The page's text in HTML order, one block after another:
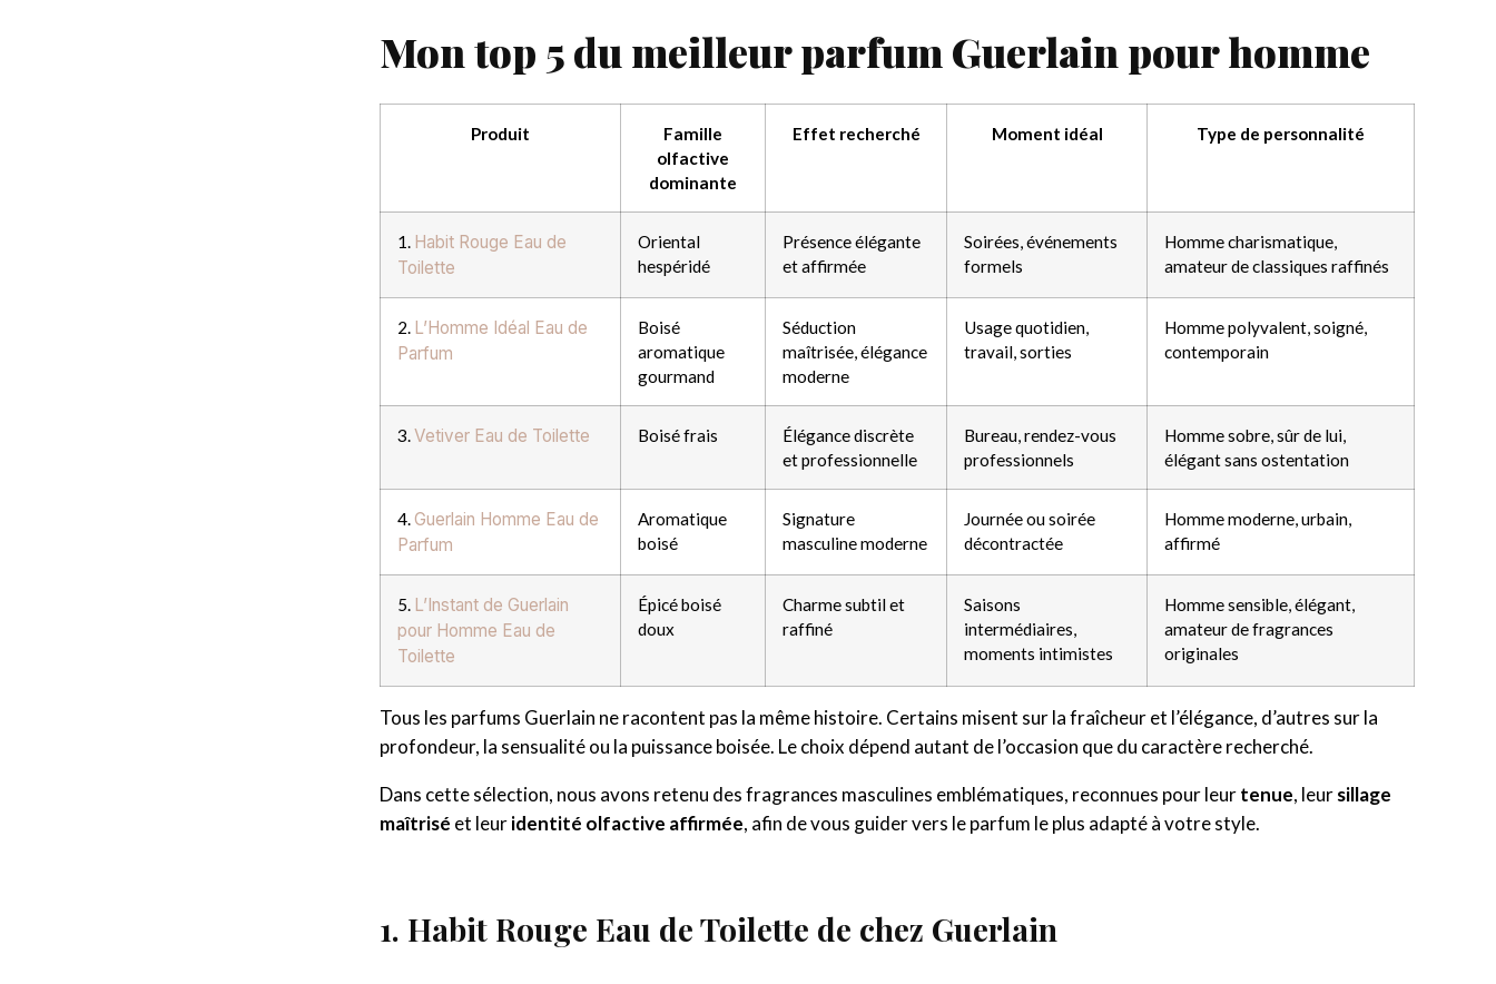
Mon top 5 du meilleur parfum Guerlain pour homme
Produit
Famille
olfactive
dominante
Effet recherché Moment idéal Type de personnalité
1. Habit Rouge Eau de
Toilette
Oriental
hespéridé
Présence élégante
et affirmée
Soirées, événements
formels
Homme charismatique,
amateur de classiques raffinés
2. L’Homme Idéal Eau de
Parfum
Boisé
aromatique
gourmand
Séduction
maîtrisée, élégance
moderne
Usage quotidien,
travail, sorties
Homme polyvalent, soigné,
contemporain
3.Vetiver Eau de Toilette Boisé frais
Élégance discrète
et professionnelle
Bureau, rendez-vous
professionnels
Homme sobre, sûr de lui,
élégant sans ostentation
4. Guerlain Homme Eau de
Parfum
Aromatique
boisé
Signature
masculine moderne
Journée ou soirée
décontractée
Homme moderne, urbain,
affirmé
5. L’Instant de Guerlain
pour Homme Eau de
Toilette
Épicé boisé
doux
Charme subtil et
raffiné
Saisons
intermédiaires,
moments intimistes
Homme sensible, élégant,
amateur de fragrances
originales
Tous les parfums Guerlain ne racontent pas la même histoire. Certains misent sur la fraîcheur et l’élégance, d’autres sur la
profondeur, la sensualité ou la puissance boisée. Le choix dépend autant de l’occasion que du caractère recherché.
Dans cette sélection, nous avons retenu des fragrances masculines emblématiques, reconnues pour leurtenue, leursillage
maîtrisé et leuridentité olfactive affirmée, afin de vous guider vers le parfum le plus adapté à votre style.
1. Habit Rouge Eau de Toilette de chez Guerlain